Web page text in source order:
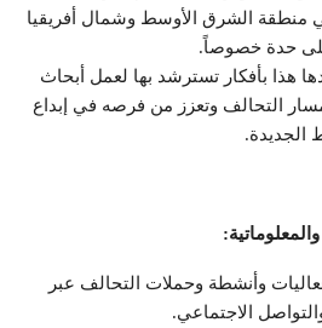
منطقة الشرق الأوسط وشمال أفريقيا
حدة خصوصاً.
هذا بأفكار تسترشد بها لعمل أبحاث
التحالف وتعزز من فرصه في إبداع
الجديدة.
وأنشطة وحملات التحالف عبر
الاجتماعي.